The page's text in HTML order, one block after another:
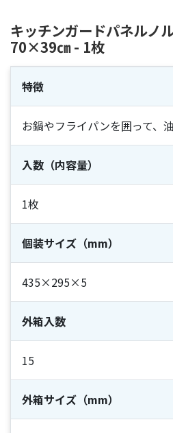
キッチンガードパネルノ
70×39㎝ - 1枚
特徴
お鍋やフライパンを囲って、
入数（内容量）
1枚
個装サイズ（mm）
435×295×5
外箱入数
15
外箱サイズ（mm）